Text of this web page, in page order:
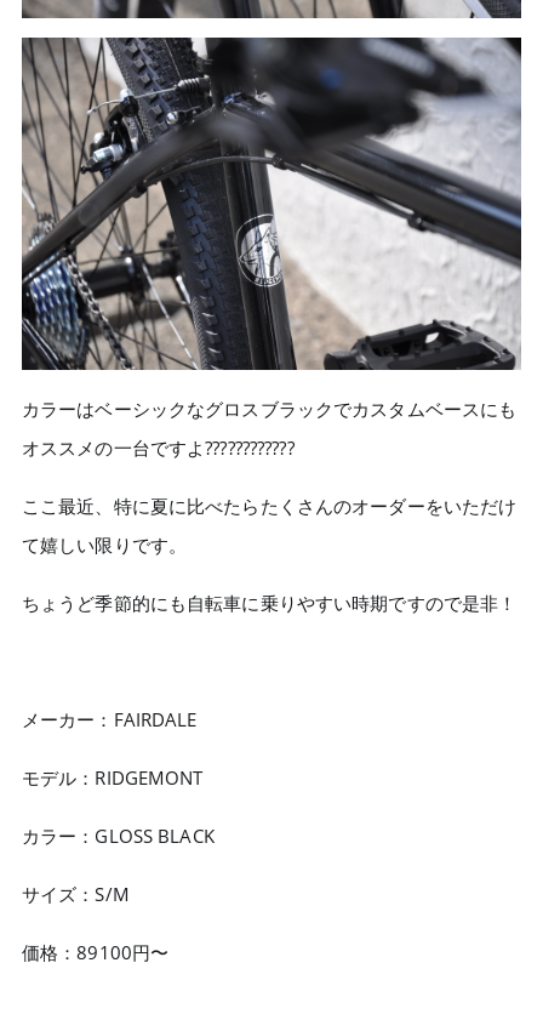
カラーはベーシックなグロスブラックでカスタムベースにも
オススメの一台ですよ????????‍????
ここ最近、特に夏に比べたらたくさんのオーダーをいただけ
て嬉しい限りです。
ちょうど季節的にも自転車に乗りやすい時期ですので是非！
メーカー：FAIRDALE
モデル：RIDGEMONT
カラー：GLOSS BLACK
サイズ：S/M
価格：89100円〜